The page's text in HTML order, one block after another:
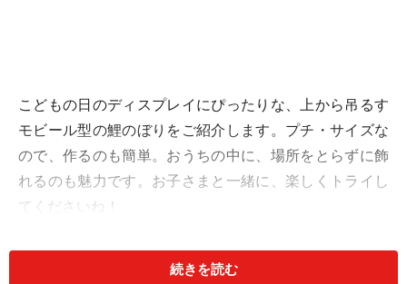
こどもの日のディスプレイにぴったりな、上から吊るす
モビール型の鯉のぼりをご紹介します。プチ・サイズな
ので、作るのも簡単。おうちの中に、場所をとらずに飾
れるのも魅力です。お子さまと一緒に、楽しくトライし
てくださいね！
続きを読む